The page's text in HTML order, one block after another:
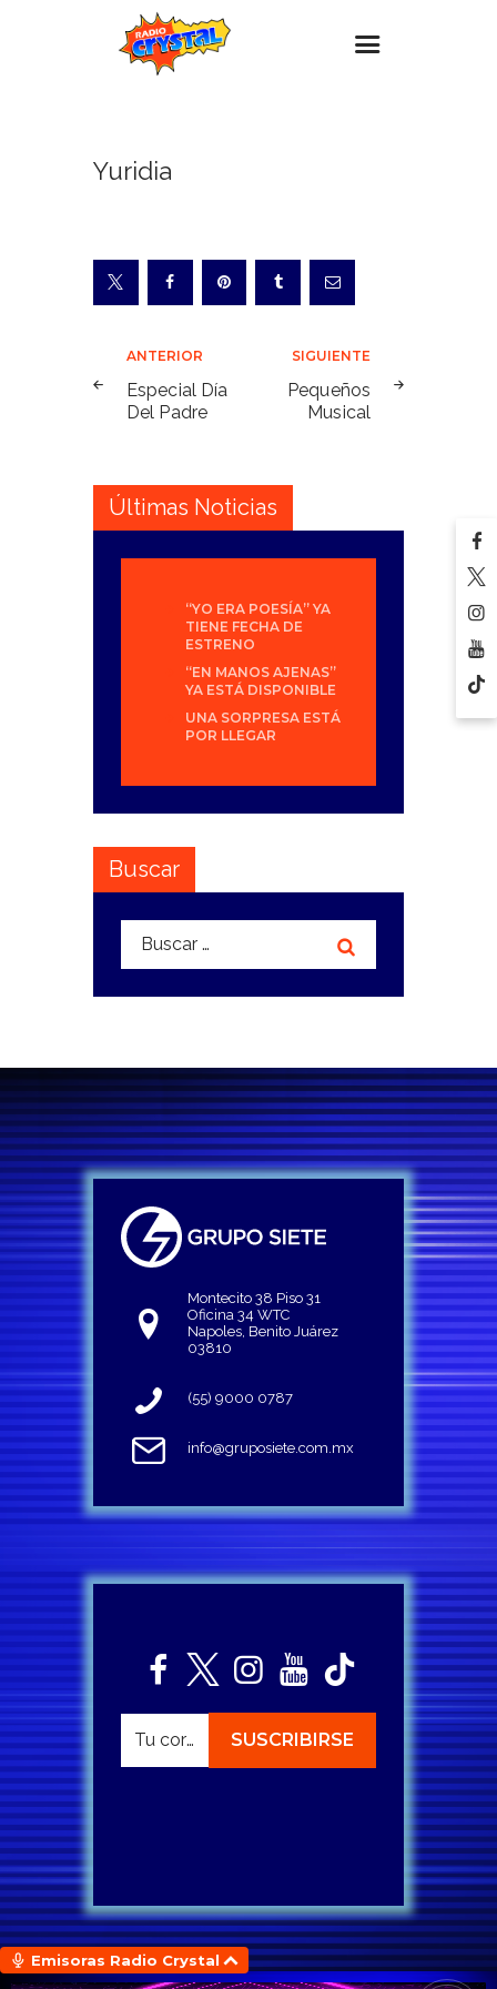
Estaciones
Promociones
Noticias
Contacto
Yuridia
Navegación
de
entradas
ANTERIOR
Especial Día
Del Padre
SIGUIENTE
Pequeños
Musical
Últimas Noticias
“YO ERA POESÍA” YA
TIENE FECHA DE
ESTRENO
“EN MANOS AJENAS”
YA ESTÁ DISPONIBLE
UNA SORPRESA ESTÁ
POR LLEGAR
Buscar
Buscar:
Montecito 38 Piso 31
Oficina 34 WTC
Napoles, Benito Juárez
03810
(55) 9000 0787
info@gruposiete.com.mx
Emisoras Radio Crystal